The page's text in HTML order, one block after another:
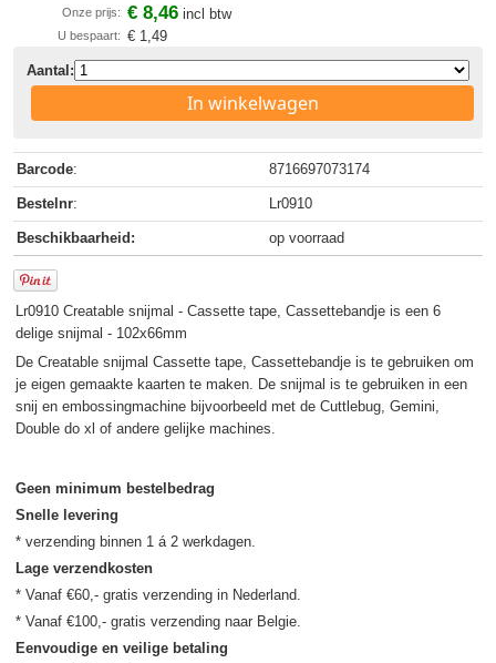
Onze prijs: € 8,46 incl btw
U bespaart: € 1,49
Aantal:
In winkelwagen
Barcode: 8716697073174
Bestelnr: Lr0910
Beschikbaarheid: op voorraad
Lr0910 Creatable snijmal - Cassette tape, Cassettebandje is een 6
delige snijmal - 102x66mm
De Creatable snijmal Cassette tape, Cassettebandje is te gebruiken om
je eigen gemaakte kaarten te maken. De snijmal is te gebruiken in een
snij en embossingmachine bijvoorbeeld met de Cuttlebug, Gemini,
Double do xl of andere gelijke machines.
Geen minimum bestelbedrag
Snelle levering
Lage verzendkosten
* Vanaf €60,- gratis verzending in Nederland.
Eenvoudige en veilige betaling